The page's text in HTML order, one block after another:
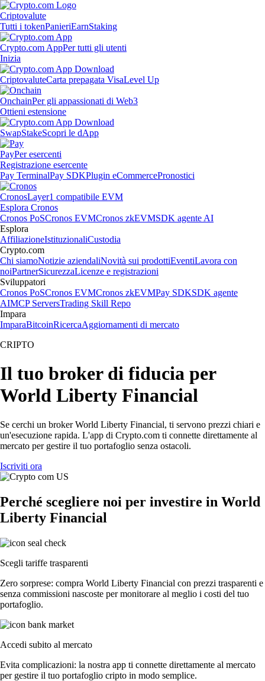
Criptovalute
Tutti i tokenPanieriEarnStaking
Crypto.com AppPer tutti gli utenti
Inizia
CriptovaluteCarta prepagata VisaLevel Up
OnchainPer gli appassionati di Web3
Ottieni estensione
SwapStakeScopri le dApp
PayPer esercenti
Registrazione esercente
Pay TerminalPay SDKPlugin eCommercePronostici
CronosLayer1 compatibile EVM
Esplora Cronos
Cronos PoSCronos EVMCronos zkEVMSDK agente AI
Esplora
AffiliazioneIstituzionaliCustodia
Crypto.com
Chi siamoNotizie aziendaliNovità sui prodottiEventiLavora con
noiPartnerSicurezzaLicenze e registrazioni
Sviluppatori
Cronos PoSCronos EVMCronos zkEVMPay SDKSDK agente
AIMCP ServersTrading Skill Repo
Impara
ImparaBitcoinRicercaAggiornamenti di mercato
CRIPTO
Il tuo broker di fiducia per
World Liberty Financial
Se cerchi un broker World Liberty Financial, ti servono prezzi chiari e
un'esecuzione rapida. L'app di Crypto.com ti connette direttamente al
mercato per gestire il tuo portafoglio senza ostacoli.
Iscriviti ora
Perché scegliere noi per investire in World
Liberty Financial
Scegli tariffe trasparenti
Zero sorprese: compra World Liberty Financial con prezzi trasparenti e
senza commissioni nascoste per monitorare al meglio i costi del tuo
portafoglio.
Accedi subito al mercato
Evita complicazioni: la nostra app ti connette direttamente al mercato
per gestire il tuo portafoglio cripto in modo semplice.